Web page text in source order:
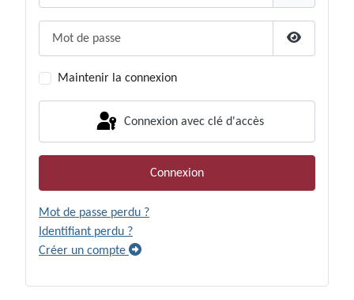
Afficher le
Maintenir la connexion
Connexion avec clé d'accès
Connexion
Mot de passe perdu ?
Identifiant perdu ?
Créer un compte